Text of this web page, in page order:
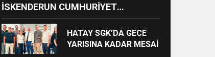
İSKENDERUN CUMHURİYET
BAŞSAVCILIĞINA ZİYARET
HATAY SGK’DA GECE
YARISINA KADAR MESAİ